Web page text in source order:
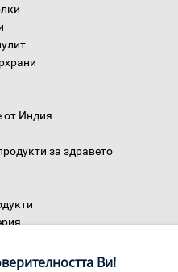
от Индия
за здравето
Ви!